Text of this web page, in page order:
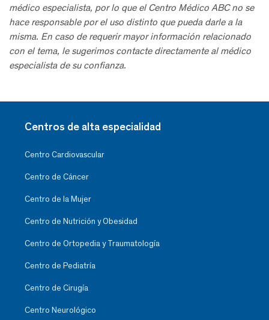
médico especialista, por lo que el Centro Médico ABC no se
hace responsable por el uso distinto que pueda darle a la
misma. En caso de requerir mayor información relacionado
con el tema, le sugerimos contacte directamente al médico
especialista de su confianza.
Centros de alta especialidad
Centro Cardiovascular
Centro de Cáncer
Centro de la Mujer
Centro de Nutrición y Obesidad
Centro de Ortopedia y Traumatología
Centro de Pediatría
Centro de Cirugía
Centro Neurológico